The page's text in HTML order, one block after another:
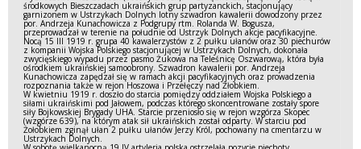
środkowych Bieszczadach ukraińskich grup partyzanckich, stacjonujący
garnizonem w Ustrzykach Dolnych lotny szwadron kawalerii dowodzony przez
por. Andrzeja Kunachowicza z Podgrupy rtm. Rolanda W. Bogusza,
przeprowadzał w terenie na południe od Ustrzyk Dolnych akcje pacyfikacyjne.
Nocą 15 III 1919 r. grupa 40 kawalerzystów z 2 pułku ułanów oraz 30 piechurów
z kompanii Wojska Polskiego stacjonującej w Ustrzykach Dolnych, dokonała
zwycięskiego wypadu przez pasmo Żukowa na Teleśnicę Oszwarową, która była
ośrodkiem ukraińskiej samoobrony. Szwadron kawalerii por. Andrzeja
Kunachowicza zapędzał się w ramach akcji pacyfikacyjnych oraz prowadzenia
rozpoznania także w rejon Hoszowa i Przełęczy nad Żłobkiem.
W kwietniu 1919 r. doszło do starcia pomiędzy oddziałem Wojska Polskiego a
siłami ukraińskimi pod Jałowem, podczas którego skoncentrowane zostały spore
siły Bojkowskiej Brygady UHA. Starcie przeniosło się w rejon wzgórza Skopec
(wzgórze 639), na którym atak sił ukraińskich został odparty. W starciu pod
Żołobkiem zginął ułan 2 pułku ułanów Jerzy Król, pochowany na cmentarzu w
Ustrzykach Dolnych.